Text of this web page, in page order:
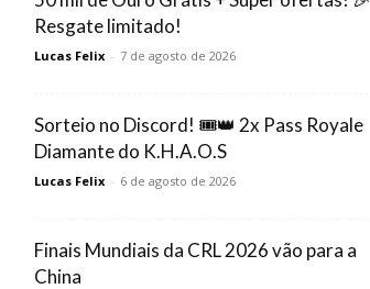
Resgate limitado!
Lucas Felix - 7 de agosto de 2026
Sorteio no Discord! 🎟️👑 2x Pass Royale
Diamante do K.H.A.O.S
Lucas Felix - 6 de agosto de 2026
Finais Mundiais da CRL 2026 vão para a
China